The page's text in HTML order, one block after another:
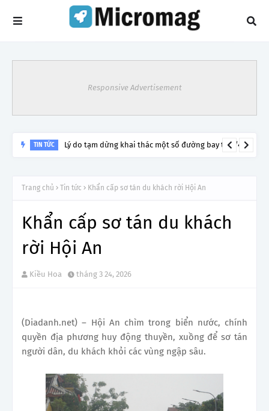
Responsive Advertisement
TIN TỨC Lý do tạm dừng khai thác một số đường bay từ 1/4
Trang chủ Tin tức Khẩn cấp sơ tán du khách rời Hội An
Khẩn cấp sơ tán du khách
rời Hội An
Kiều Hoa tháng 3 24, 2026
(Diadanh.net) – Hội An chìm trong biển nước, chính
quyền địa phương huy động thuyền, xuồng để sơ tán
người dân, du khách khỏi các vùng ngập sâu.